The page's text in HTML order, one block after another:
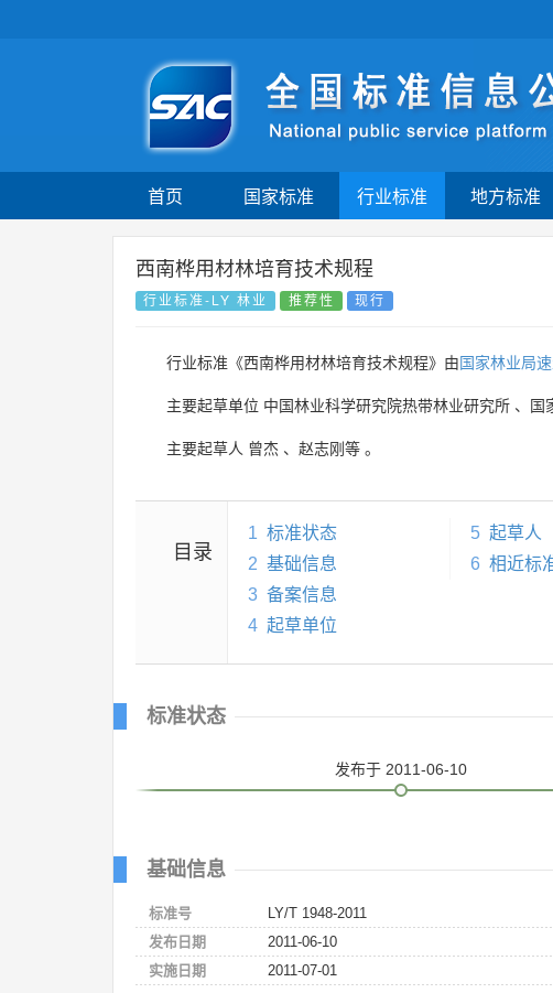
首页 国家标准 行业标准 地方标准
西南桦用材林培育技术规程
行业标准-LY 林业 推荐性 现行
行业标准《西南桦用材林培育技术规程》由国家林业局
主要起草单位 中国林业科学研究院热带林业研究所 、 国
主要起草人 曾杰 、 赵志刚等 。
目录
1 标准状态
2 基础信息
3 备案信息
4 起草单位
5 起草人
6 相近标
标准状态
发布于 2011-06-10
基础信息
标准号
LY/T 1948-2011
发布日期
2011-06-10
实施日期
2011-07-01